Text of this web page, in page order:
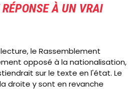
À UN VRAI
le Rassemblement
opposé à la nationalisation,
sur le texte en l'état. Le
droite y sont en revanche